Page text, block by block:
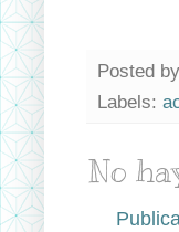
Posted by
Labels:
No